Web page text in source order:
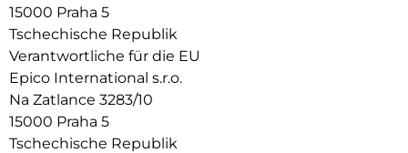
15000 Praha 5
Tschechische Republik
Verantwortliche für die EU
Epico International s.r.o.
Na Zatlance 3283/10
15000 Praha 5
Tschechische Republik